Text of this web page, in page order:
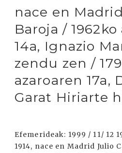
nace en
Baroja /
14a, Ignazio
zendu zen /
azaroaren 17a,
Garat Hiriarte
Efemerideak: 1999 / 11/ 12
1914, nace en Madrid Julio